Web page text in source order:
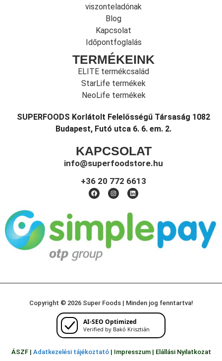
viszonteladónak
Blog
Kapcsolat
Időpontfoglalás
TERMÉKEINK
ELITE termékcsalád
StarLife termékek
NeoLife termékek
SUPERFOODS Korlátolt Felelősségű Társaság 1082
Budapest, Futó utca 6. 6. em. 2.
KAPCSOLAT
info@superfoodstore.hu
+36 20 772 6613
Copyright © 2026 Super Foods | Minden jog fenntartva!
AI-SEO Optimized
Verified by Bakó Krisztián
ÁSZF | Adatkezelési tájékoztató| Impresszum| Elállási Nyilatkozat